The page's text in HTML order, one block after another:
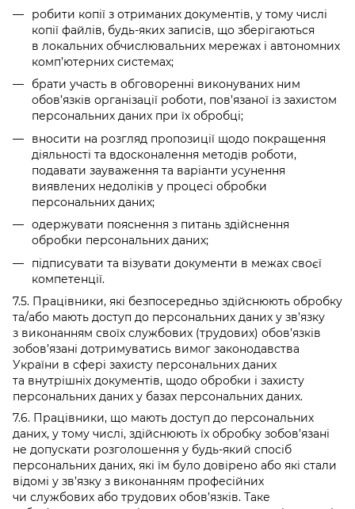
робити копії з отриманих документів, у тому числі
копії файлів, будь-яких записів, що зберігаються
в локальних обчислювальних мережах і автономних
комп’ютерних системах;
брати участь в обговоренні виконуваних ним
обов’язків організації роботи, пов’язаної із захистом
персональних даних при їх обробці;
вносити на розгляд пропозиції щодо покращення
діяльності та вдосконалення методів роботи,
подавати зауваження та варіанти усунення
виявлених недоліків у процесі обробки
персональних даних;
одержувати пояснення з питань здійснення
обробки персональних даних;
підписувати та візувати документи в межах своєї
компетенції.
7.5. Працівники, які безпосередньо здійснюють обробку
та/або мають доступ до персональних даних у зв’язку
з виконанням своїх службових (трудових) обов’язків
зобов’язані дотримуватись вимог законодавства
України в сфері захисту персональних даних
та внутрішніх документів, щодо обробки і захисту
персональних даних у базах персональних даних.
7.6. Працівники, що мають доступ до персональних
даних, у тому числі, здійснюють їх обробку зобов’язані
не допускати розголошення у будь-який спосіб
персональних даних, які їм було довірено або які стали
відомі у зв’язку з виконанням професійних
чи службових або трудових обов’язків. Таке